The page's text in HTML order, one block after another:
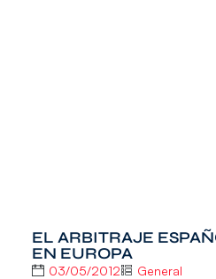
EL ARBITRAJE
EN EUROPA
03/05/2012 General